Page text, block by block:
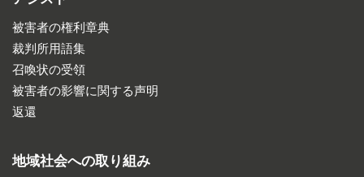
被害者の権利章典
裁判所用語集
召喚状の受領
被害者の影響に関する声明
返還
地域社会への取り組み